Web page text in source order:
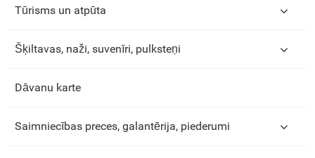
Tūrisms un atpūta
Šķiltavas, naži, suvenīri, pulksteņi
Dāvanu karte
Saimniecības preces, galantērija, piederumi